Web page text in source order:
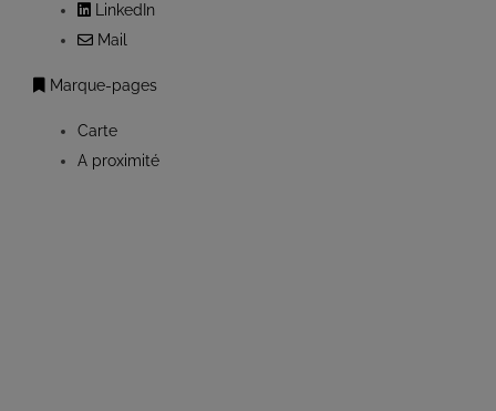
LinkedIn
Mail
Marque-pages
Carte
A proximité